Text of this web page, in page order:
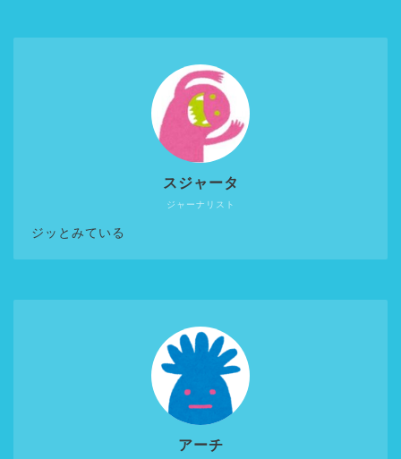
ジャーナリスト
スジャータ
ジッとみている
アーチ